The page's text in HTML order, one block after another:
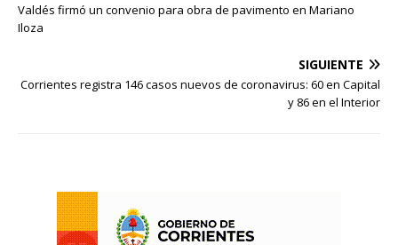
Valdés firmó un convenio para obra de pavimento en Mariano
Iloza
SIGUIENTE
Corrientes registra 146 casos nuevos de coronavirus: 60 en Capital
y 86 en el Interior